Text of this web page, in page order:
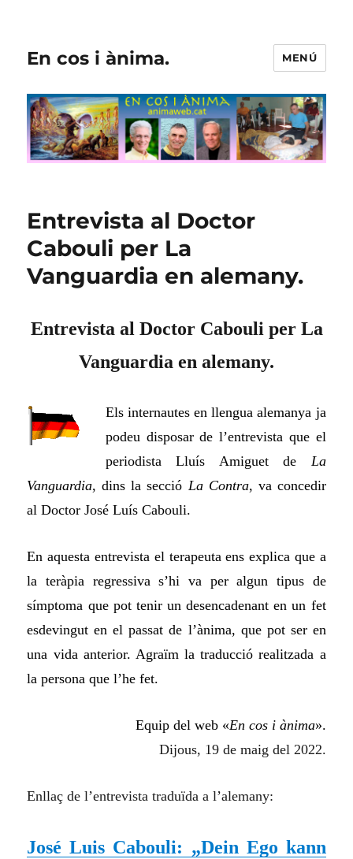
En cos i ànima. MENÚ
Entrevista al Doctor
Cabouli per La
Vanguardia en alemany.
Entrevista al Doctor Cabouli per La
Vanguardia en alemany.
Els internautes en llengua alemanya ja
podeu disposar de l’entrevista que el
periodista Lluís Amiguet de La
Vanguardia, dins la secció La Contra, va concedir
al Doctor José Luís Cabouli.
En aquesta entrevista el terapeuta ens explica que a
la teràpia regressiva s’hi va per algun tipus de
símptoma que pot tenir un desencadenant en un fet
esdevingut en el passat de l’ànima, que pot ser en
una vida anterior. Agraïm la traducció realitzada a
la persona que l’he fet.
Equip del web «En cos i ànima».
Dijous, 19 de maig del 2022.
Enllaç de l’entrevista traduïda a l’alemany:
José Luis Cabouli: „Dein Ego kann